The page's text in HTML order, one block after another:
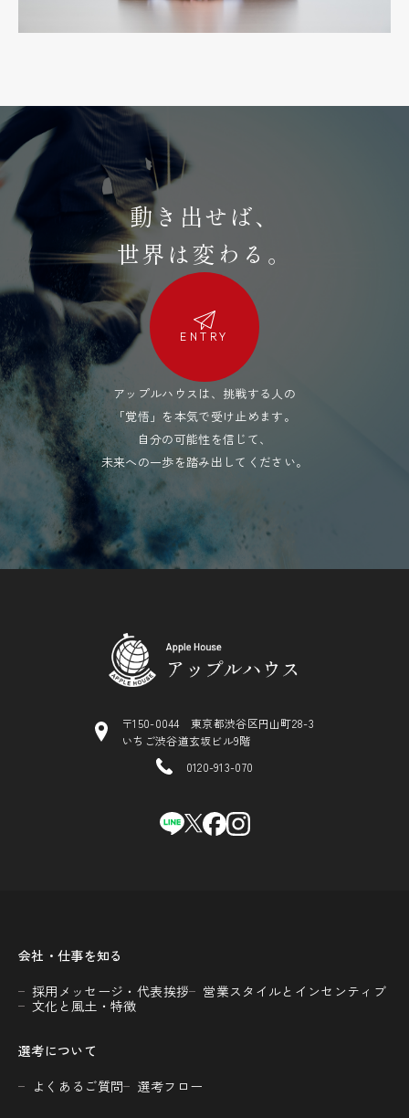
動き出せば、
世界は変わる。
ENTRY
アップルハウスは、挑戦する人の
「覚悟」を本気で受け止めます。
自分の可能性を信じて、
未来への一歩を踏み出してください。
〒150-0044 東京都渋谷区円山町28-3
いちご渋谷道玄坂ビル9階
0120-913-070
会社・仕事を知る
採用メッセージ・代表挨拶
営業スタイルとインセンティブ
文化と風土・特徴
選考について
よくあるご質問
選考フロー